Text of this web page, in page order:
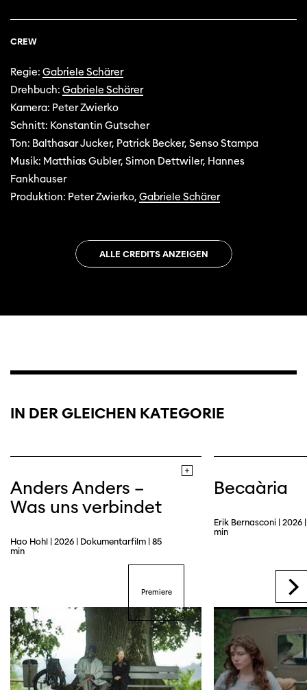
CREW
Regie: Gabriele Schärer
Drehbuch: Gabriele Schärer
Kamera: Peter Zwierko
Schnitt: Konstantin Gutscher
Ton: Balthasar Jucker, Patrick Becker, Senso Stampa
Musik: Matthias Gubler, Simon Dettwiler, Hannes
Fankhauser
Produktion: Peter Zwierko, Gabriele Schärer
ALLE CREDITS ANZEIGEN
IN DER GLEICHEN KATEGORIE
Anders Anders –
Was uns verbindet
Hao Hohl | 2026 | Dokumentarfilm | 85
min
Premiere
Becaària
Erik Bernasconi | 2026
min